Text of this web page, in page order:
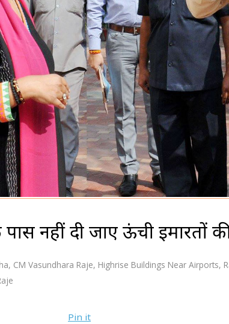
नहीं दी जाए ऊंची इमारतों
, CM Vasundhara Raje, Highrise Buildings Near Airports,
Pin it